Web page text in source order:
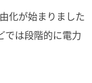
化が始まりました
では段階的に電力